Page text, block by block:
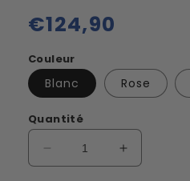
Prix
€124,90
Couleur
Blanc Rose
Quantité
Réduire
la
Augmenter
la